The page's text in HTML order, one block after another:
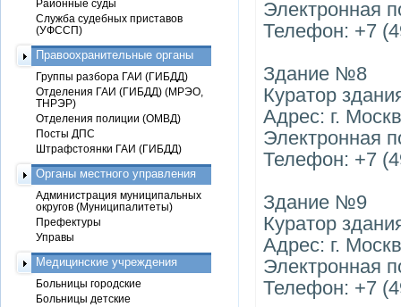
Электронная
Телефон: +7
Здание №8
Куратор
Адрес: г.
Электронная
Телефон: +7
Здание №9
Куратор
Адрес: г.
Электронная
Телефон: +7
Районные суды
Служба судебных приставов
(УФССП)
Правоохранительные органы
Группы разбора ГАИ (ГИБДД)
Отделения ГАИ (ГИБДД) (МРЭО,
ТНРЭР)
Отделения полиции (ОМВД)
Посты ДПС
Штрафстоянки ГАИ (ГИБДД)
Органы местного управления
Администрация муниципальных
округов (Муниципалитеты)
Префектуры
Управы
Медицинские учреждения
Больницы городские
Больницы детские